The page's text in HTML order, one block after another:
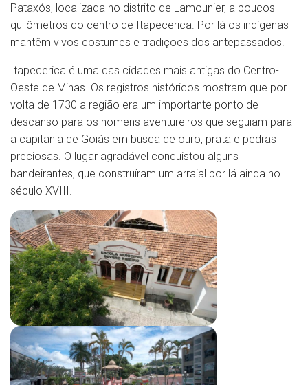
Pataxós, localizada no distrito de Lamounier, a poucos
quilômetros do centro de Itapecerica. Por lá os indígenas
mantêm vivos costumes e tradições dos antepassados.
Itapecerica é uma das cidades mais antigas do Centro-
Oeste de Minas. Os registros históricos mostram que por
volta de 1730 a região era um importante ponto de
descanso para os homens aventureiros que seguiam para
a capitania de Goiás em busca de ouro, prata e pedras
preciosas. O lugar agradável conquistou alguns
bandeirantes, que construíram um arraial por lá ainda no
século XVIII.